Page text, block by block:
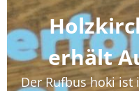
erhält
Der Rufbus hoki